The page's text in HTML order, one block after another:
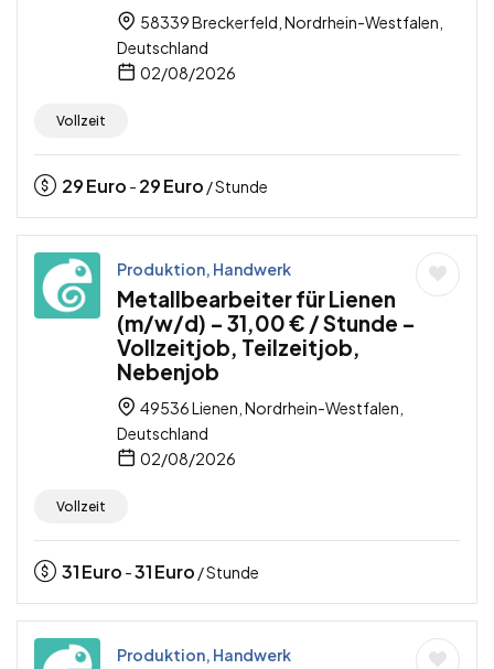
58339 Breckerfeld, Nordrhein-Westfalen,
Deutschland
02/08/2026
Vollzeit
29Euro - 29Euro / Stunde
Produktion, Handwerk
Metallbearbeiter für Lienen
(m/w/d) – 31,00 € / Stunde –
Vollzeitjob, Teilzeitjob,
Nebenjob
49536 Lienen, Nordrhein-Westfalen,
Deutschland
02/08/2026
Vollzeit
31Euro -31Euro / Stunde
Produktion, Handwerk